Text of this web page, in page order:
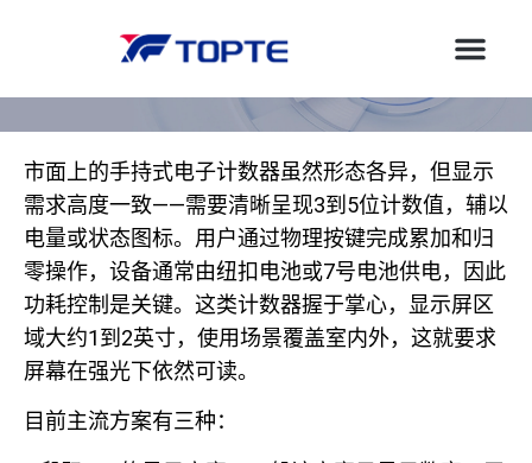
市面上的手持式电子计数器虽然形态各异，但显示
需求高度一致——需要清晰呈现3到5位计数值，辅以
电量或状态图标。用户通过物理按键完成累加和归
零操作，设备通常由纽扣电池或7号电池供电，因此
功耗控制是关键。这类计数器握于掌心，显示屏区
域大约1到2英寸，使用场景覆盖室内外，这就要求
屏幕在强光下依然可读。
目前主流方案有三种：